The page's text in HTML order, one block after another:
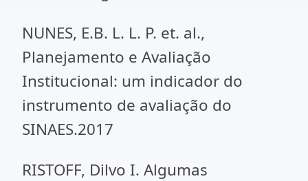
NUNES, E.B. L. L. P. et. al.,
Planejamento e Avaliação
Institucional: um indicador do
instrumento de avaliação do
SINAES.2017
RISTOFF, Dilvo I. Algumas